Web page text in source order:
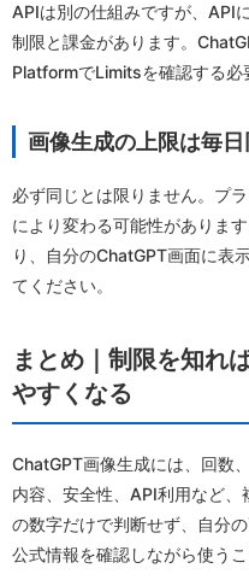
APIは別の仕組みですが、API
制限と課金があります。
PlatformでLimitsを確認する必
画像生成の上限は毎日
必ず同じとは限りません。プ
により変わる可能性がありま
り、自分のChatGPT画面に表
てください。
まとめ｜制限を知れ
やすくなる
ChatGPT画像生成には、回数
内容、安全性、API利用など
の数字だけで判断せず、自分
公式情報を確認しながら使うこ